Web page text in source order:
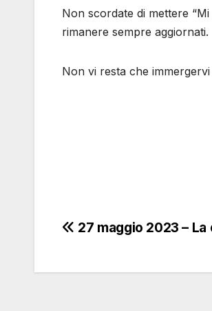
Non scordate di mettere
rimanere sempre aggiornati.
Non vi resta che
Navigazione
27 maggio 2023 – La